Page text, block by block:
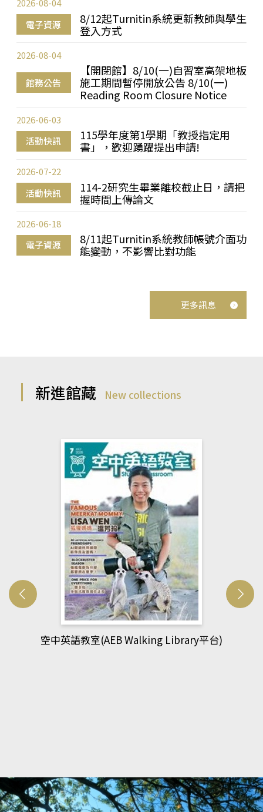
電子資源
8/12起Turnitin系統更新教師與學生
登入方式
2026-08-04
館務公告
【開閉館】8/10(一)自習室高架地板
施工期間暫停開放公告 8/10(一)
Reading Room Closure Notice
2026-08-04
活動快訊
115學年度第1學期「教授指定用
書」，歡迎踴躍提出申請!
2026-06-03
活動快訊
114-2研究生畢業離校截止日，請把
握時間上傳論文
2026-07-22
電子資源
8/11起Turnitin系統教師帳號介面功
能變動，不影響比對功能
2026-06-18
更多訊息
新進館藏 New collections
網管人(kono平台)